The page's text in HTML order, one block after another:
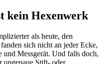
kein Hexenwerk
als heute, den
sich nicht an jeder Ecke,
und Messgerät. Und falls doch,
ungenaue Stift- oder